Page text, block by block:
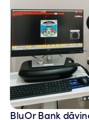
BluOr Bank